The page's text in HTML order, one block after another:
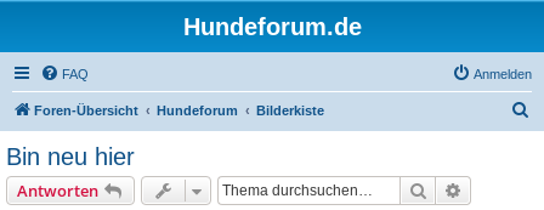
Hundeforum.de
FAQ Anmelden
Foren-Übersicht Hundeforum Bilderkiste
Bin neu hier
Antworten Suche